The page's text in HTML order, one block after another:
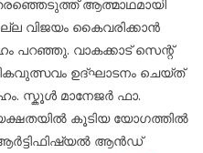
ആത്മാഥമായി
വിജയം കൈവരിക്കാൻ
പറഞ്ഞു. വാകക്കാട് സെന്റ്
ഉദ്ഘാടനം ചെയ്ത്
സ്കൂൾ മാനേജർ ഫാ.
കൂടിയ യോഗത്തിൽ
ആർട്ടിഫിഷ്യൽ ആൻഡ്